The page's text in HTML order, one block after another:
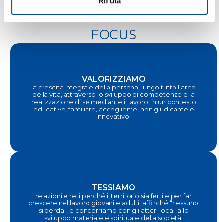
FOCUS
VALORIZZIAMO
la crescita integrale della persona, lungo tutto l’arco
della vita, attraverso lo sviluppo di competenze e la
realizzazione di sé mediante il lavoro, in un contesto
educativo, familiare, accogliente, non giudicante e
innovativo.
TESSIAMO
relazioni e reti perché il territorio sia fertile per far
crescere nel lavoro giovani e adulti, affinché “nessuno
si perda”, e concorriamo con gli attori locali allo
sviluppo materiale e spirituale della società.